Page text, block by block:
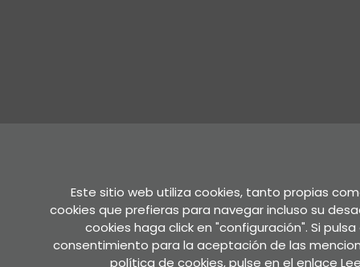
Este sitio web utiliza cookies, tanto propias
cookies que prefieras para navegar incluso su
cookies haga click en "configuración". Si
consentimiento para la aceptación de las
política de cookies, pulse en el enlace